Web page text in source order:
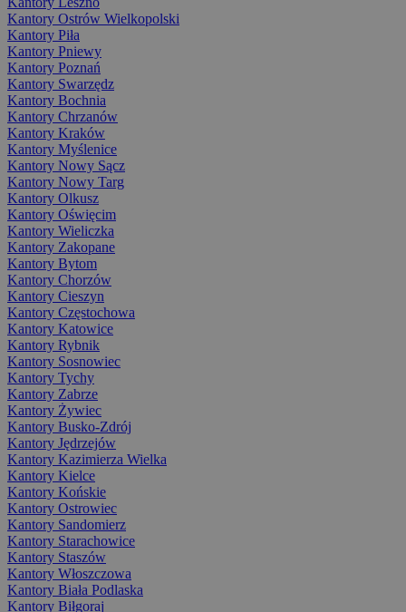
Kantory Ostrów Wielkopolski
Kantory Piła
Kantory Pniewy
Kantory Poznań
Kantory Swarzędz
Kantory Bochnia
Kantory Chrzanów
Kantory Kraków
Kantory Myślenice
Kantory Nowy Sącz
Kantory Nowy Targ
Kantory Olkusz
Kantory Oświęcim
Kantory Wieliczka
Kantory Zakopane
Kantory Bytom
Kantory Chorzów
Kantory Cieszyn
Kantory Częstochowa
Kantory Katowice
Kantory Rybnik
Kantory Sosnowiec
Kantory Tychy
Kantory Zabrze
Kantory Żywiec
Kantory Busko-Zdrój
Kantory Jędrzejów
Kantory Kazimierza Wielka
Kantory Kielce
Kantory Końskie
Kantory Ostrowiec
Kantory Sandomierz
Kantory Starachowice
Kantory Staszów
Kantory Włoszczowa
Kantory Biała Podlaska
Kantory Biłgoraj